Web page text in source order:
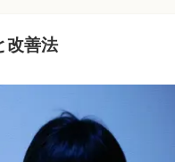
改善法